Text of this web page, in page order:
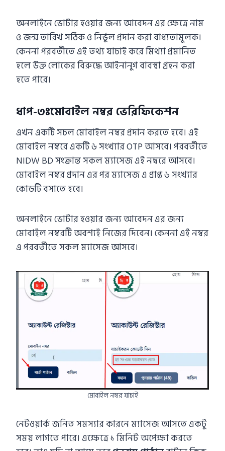
অনলাইনে ভোটার হওয়ার জন্য আবেদন এর ক্ষেত্রে নাম
ও জন্ম তারিখ সঠিক ও নির্ভুল প্রদান করা বাধ্যতামূলক।
কেননা পরবর্তীতে এই তথ্য যাচাই করে মিথ্যা প্রমানিত
হলে উক্ত লোকের বিরুদ্ধে আইনানুগ বাবস্থা গ্রহন করা
হতে পারে।
ধাপ-৩ঃমোবাইল নম্বর ভেরিফিকেশন
এখন একটি সচল মোবাইল নম্বর প্রদান করতে হবে। এই
মোবাইল নম্বরে একটি ৬ সংখ্যার OTP আসবে। পরবর্তীতে
NIDW BD সংক্রান্ত সকল ম্যাসেজ এই নম্বরে আসবে।
মোবাইল নম্বর প্রদান এর পর ম্যাসেজ এ প্রাপ্ত ৬ সংখ্যার
কোডটি বসাতে হবে।
অনলাইনে ভোটার হওয়ার জন্য আবেদন এর জন্য
মোবাইল নম্বরটি অবশ্যই নিজের দিবেন। কেননা এই নম্বর
এ পরবর্তীতে সকল ম্যাসেজ আসবে।
মোবাইল নম্বর যাচাই
নেটওয়ার্ক জনিত সমস্যার কারনে ম্যাসেজ আসতে একটু
সময় লাগতে পারে। এক্ষেত্রে ১ মিনিট অপেক্ষা করতে